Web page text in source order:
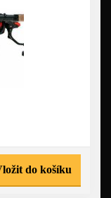
do košíku